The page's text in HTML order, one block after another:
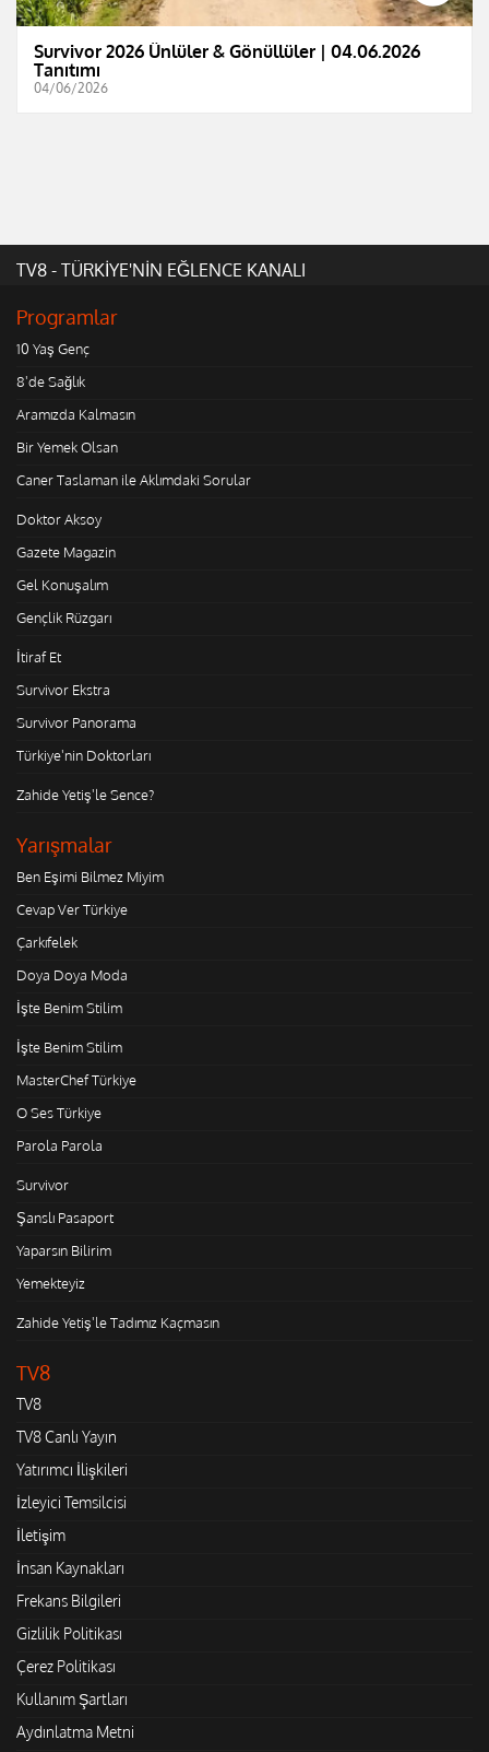
Survivor 2026 Ünlüler & Gönüllüler | 04.06.2026
Tanıtımı
04/06/2026
TV8 - TÜRKİYE'NİN EĞLENCE KANALI
Programlar
10 Yaş Genç
8'de Sağlık
Aramızda Kalmasın
Bir Yemek Olsan
Caner Taslaman ile Aklımdaki Sorular
Doktor Aksoy
Gazete Magazin
Gel Konuşalım
Gençlik Rüzgarı
İtiraf Et
Survivor Ekstra
Survivor Panorama
Türkiye'nin Doktorları
Zahide Yetiş'le Sence?
Yarışmalar
Ben Eşimi Bilmez Miyim
Cevap Ver Türkiye
Çarkıfelek
Doya Doya Moda
İşte Benim Stilim
İşte Benim Stilim
MasterChef Türkiye
O Ses Türkiye
Parola Parola
Survivor
Şanslı Pasaport
Yaparsın Bilirim
Yemekteyiz
Zahide Yetiş'le Tadımız Kaçmasın
TV8
TV8
TV8 Canlı Yayın
Yatırımcı İlişkileri
İzleyici Temsilcisi
İletişim
İnsan Kaynakları
Frekans Bilgileri
Gizlilik Politikası
Çerez Politikası
Kullanım Şartları
Aydınlatma Metni